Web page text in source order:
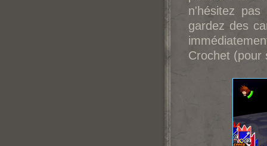
n'hésitez
gardez des
Crochet (pour